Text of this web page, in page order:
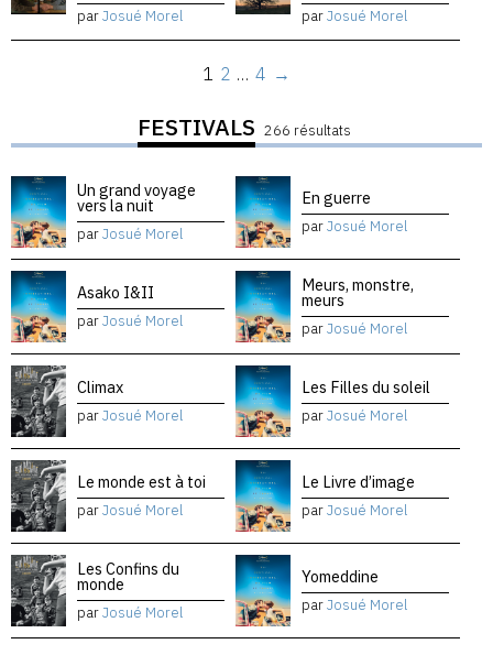
parJosué Morel parJosué Morel
1 2 … 4 →
FESTIVALS 266 résultats
Un grand voyage
vers la nuit
parJosué Morel
En guerre
parJosué Morel
Asako I&II
parJosué Morel
Meurs, monstre,
meurs
parJosué Morel
Climax
parJosué Morel
Les Filles du soleil
parJosué Morel
Le monde est à toi
parJosué Morel
Le Livre d’image
parJosué Morel
Les Confins du
monde
parJosué Morel
Yomeddine
parJosué Morel